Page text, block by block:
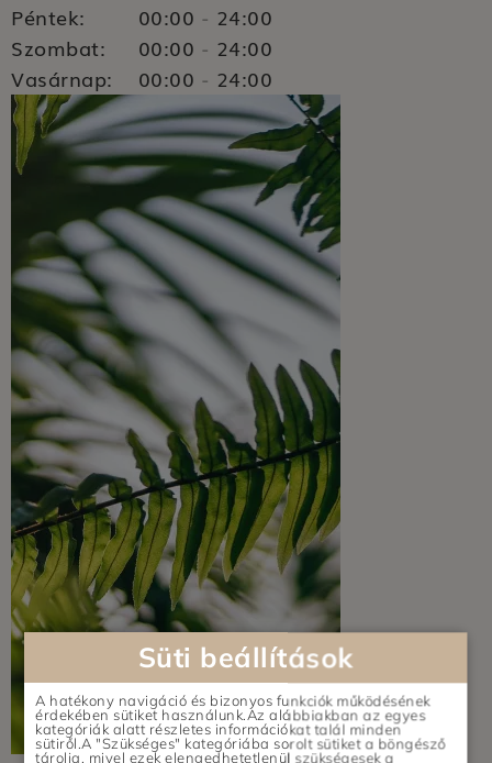
Péntek:
00:00 - 24:00
Szombat:
00:00 - 24:00
Vasárnap:
00:00 - 24:00
Süti beállítások
A hatékony navigáció és bizonyos funkciók működésének
érdekében sütiket használunk.Az alábbiakban az egyes
kategóriák alatt részletes információkat talál minden
sütiről.A "Szükséges" kategóriába sorolt sütiket a böngésző
tárolja, mivel ezek elengedhetetlenül szükségesek a